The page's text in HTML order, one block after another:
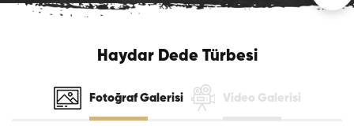
Haydar Dede Türbesi
Fotoğraf Galerisi Video Galerisi